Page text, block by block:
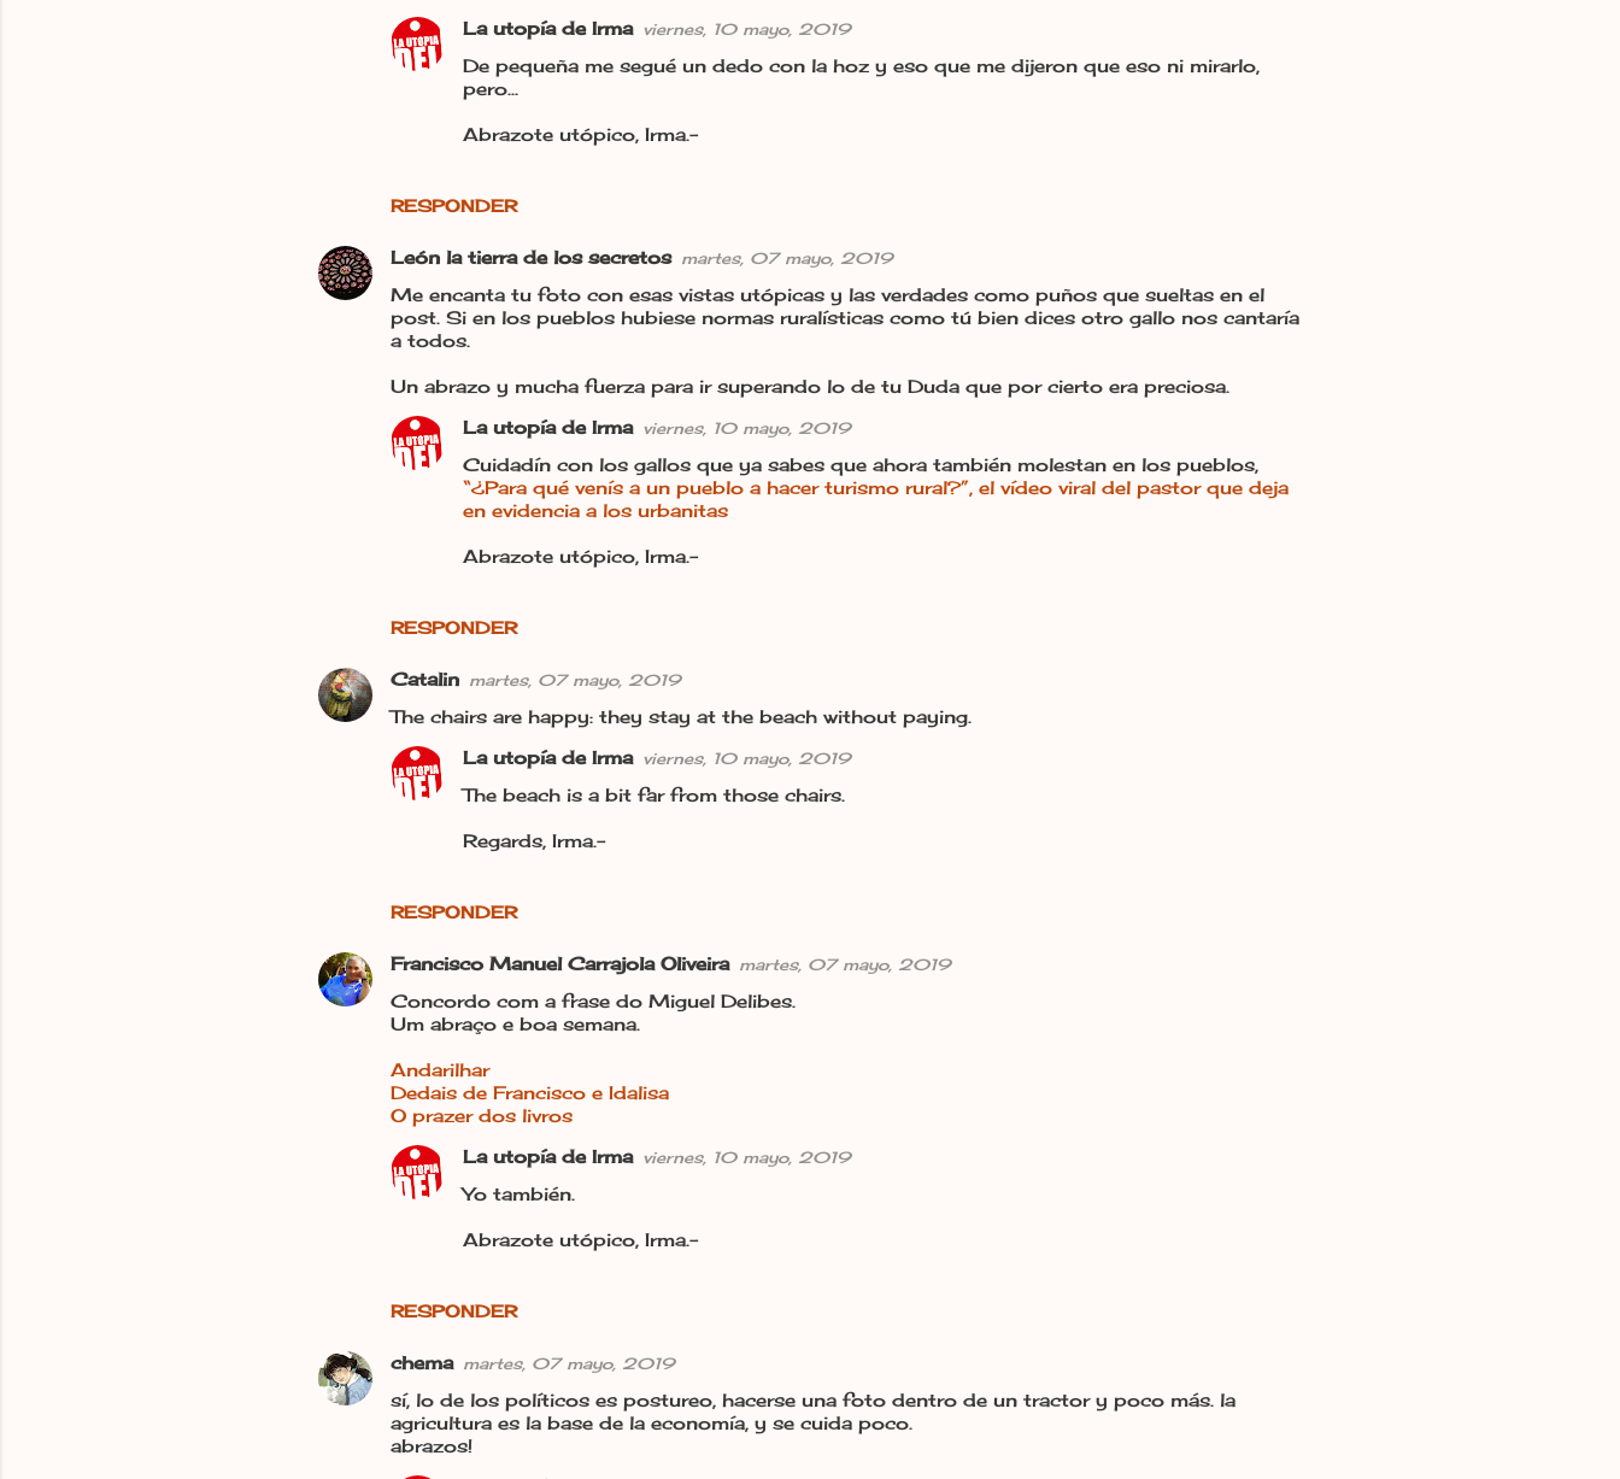
o
s
RESPONDER
La utopía de Irma viernes, 10 mayo, 2019
De pequeña me segué un dedo con la hoz y eso que me dijeron que eso ni mirarlo,
pero...
Abrazote utópico, Irma.-
León la tierra de los secretos martes, 07 mayo, 2019
Me encanta tu foto con esas vistas utópicas y las verdades como puños que sueltas en el
post. Si en los pueblos hubiese normas ruralísticas como tú bien dices otro gallo nos cantaría
a todos.
Un abrazo y mucha fuerza para ir superando lo de tu Duda que por cierto era preciosa.
RESPONDER
La utopía de Irma viernes, 10 mayo, 2019
Cuidadín con los gallos que ya sabes que ahora también molestan en los pueblos,
“¿Para qué venís a un pueblo a hacer turismo rural?”, el vídeo viral del pastor que deja
en evidencia a los urbanitas
Abrazote utópico, Irma.-
Catalin martes, 07 mayo, 2019
The chairs are happy: they stay at the beach without paying.
RESPONDER
La utopía de Irma viernes, 10 mayo, 2019
The beach is a bit far from those chairs.
Regards, Irma.-
Francisco Manuel Carrajola Oliveira martes, 07 mayo, 2019
Concordo com a frase do Miguel Delibes.
Um abraço e boa semana.
Andarilhar
Dedais de Francisco e Idalisa
O prazer dos livros
RESPONDER
La utopía de Irma viernes, 10 mayo, 2019
Yo también.
Abrazote utópico, Irma.-
chema martes, 07 mayo, 2019
sí, lo de los políticos es postureo, hacerse una foto dentro de un tractor y poco más. la
agricultura es la base de la economía, y se cuida poco.
abrazos!